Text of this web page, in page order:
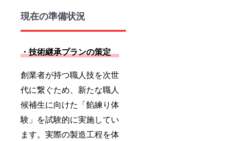
現在の準備状況
・技術継承プランの策定
創業者が持つ職人技を次世
代に繋ぐため、新たな職人
候補生に向けた「餡練り体
験」を試験的に実施してい
ます。実際の製造工程を体